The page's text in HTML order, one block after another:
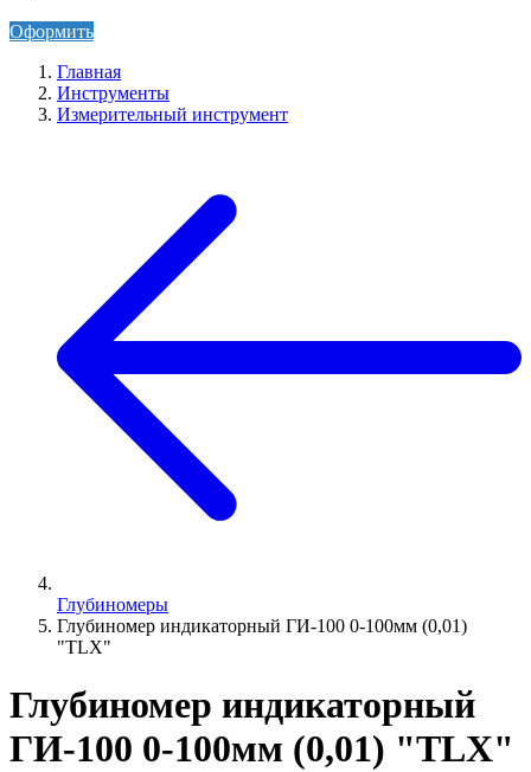
Оформить
Главная
Инструменты
Измерительный инструмент
Глубиномеры
Глубиномер индикаторный ГИ-100 0-100мм (0,01)
"TLX"
Глубиномер индикаторный
ГИ-100 0-100мм (0,01) "TLX"